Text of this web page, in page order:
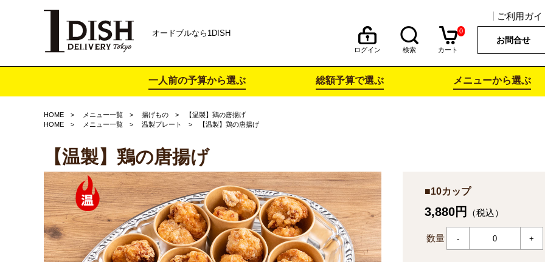
オードブルなら1DISH
ご利用ガイ
ログイン 検索
0
カート
お問合せ
一人前の予算から選ぶ 総額予算で選ぶ メニューから選ぶ
HOME メニュー一覧 揚げもの
【温製】鶏の唐揚げ
HOME
メニュー一覧 温製プレート 【温製】鶏の唐揚げ
【温製】鶏の唐揚げ
■10カップ
3,880円 （税込）
数量 - +